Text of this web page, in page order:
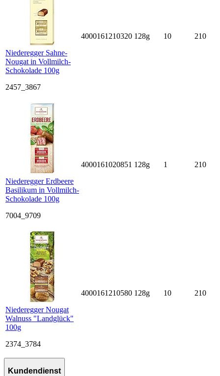
Niederegger Sahne-
Nougat in Vollmilch-
Schokolade 100g
2457_3867
4000161210320 128g 10 210
Niederegger Erdbeere
Basilikum in Vollmilch-
Schokolade 100g
7004_9709
4000161020851 128g 1 210
Niederegger Nougat
Walnuss "Landglück"
100g
2374_3784
4000161210580 128g 10 210
Kundendienst